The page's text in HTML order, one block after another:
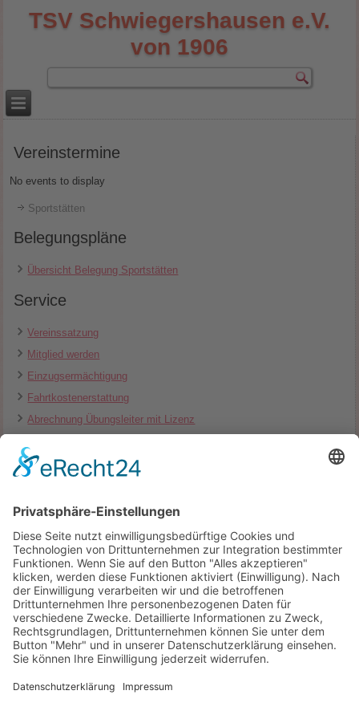
TSV Schwiegershausen e.V.
von 1906
Vereinstermine
No events to display
Sportstätten
Belegungspläne
Übersicht Belegung Sportstätten
Service
Vereinssatzung
Mitglied werden
Einzugsermächtigung
Fahrtkostenerstattung
Abrechnung Übungsleiter mit Lizenz
Bescheinigung Übungsleiter
Rechtliches
Impressum
Datenschutzerklärung
Aktuelle Seite:Startseite Sportangebot SeniorInnen
Seniorensport
Der TSV Schwiegershausen bietet diverse Angebote für SeniorInnen.